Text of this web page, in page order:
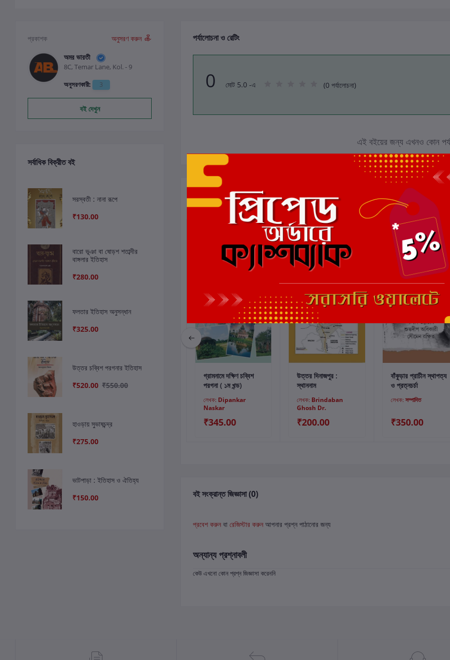
প্রকাশক
অনুসরণ করুন
অমর ভারতী
8C, Temar Lane, Kol. - 9
অনুসরণকারী:
3
বই দেখুন
সর্বাধিক বিক্রীত বই
সরস্বতী : নানা রূপে
₹130.00
বারো ভূঞা বা ষোড়শ শতাব্দীর
বাঙ্গলার ইতিহাস
₹280.00
ফলতার ইতিহাস অনুসন্ধান
₹325.00
উত্তর চব্বিশ পরগনার ইতিহাস
₹520.00 ₹550.00
হাওড়ায় সুভাষচন্দ্র
₹275.00
ভাটপাড়া : ইতিহাস ও ঐতিহ্য
₹150.00
পর্যালোচনা ও রেটিং
0 মোট 5.0 -এ (0 পর্যালোচনা)
এই বইয়ের জন্য এখনও কোন
কার্টে যোগ করুন
দক্ষিণ দিনাজপুরের
পুরাকীর্তি, সাংস্কৃতিক
ঐতিহ্য ও ইতিহাস
Samit Ghosh
₹775.00
কার্টে যোগ করুন
স্থাননাম
₹950.00
কার্টে যোগ করুন
গ্রামনামে দক্ষিণ চব্বিশ
পরগনা ( ১ম খন্ড)
লেখক: Dipankar
Naskar
₹345.00
কার্টে যোগ করুন
উত্তর দিনাজপুর :
স্থাননাম
লেখক: Brindaban
Ghosh Dr.
₹200.00
কার্টে যোগ করুন
বাঁকুড়ার প্রাচীন স্থাপত্য
ও প্রত্নচর্চা
লেখক: সম্পাদিত
₹350.00
বই সংক্রান্ত জিজ্ঞাসা (0)
প্রবেশ করুন বা রেজিস্টার করুন আপনার প্রশ্ন পাঠানোর জন্য
অন্যান্য প্রশ্নাবলী
কেউ এখনো কোন প্রশ্ন জিজ্ঞাসা করেননি